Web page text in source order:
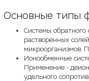
Основные типы
Системы обратного
растворённых
микроорганизмов.
Ионообменные
Применение -
удельного